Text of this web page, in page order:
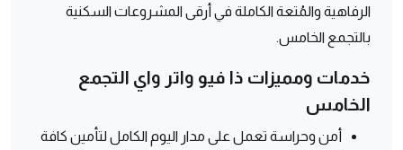
الرفاهية والمُتعة الكاملة في أرقى المشروعات السكنية
بالتجمع الخامس.
خدمات ومميزات ذا فيو واتر واي التجمع
الخامس
أمن وحراسة تعمل على مدار اليوم الكامل لتأمين كافة